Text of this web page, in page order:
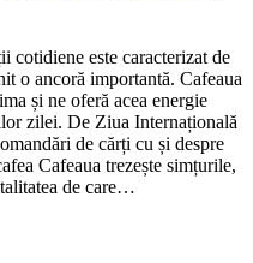
cotidiene este caracterizat de
o ancoră importantă. Cafeaua
și ne oferă acea energie
zilei. De Ziua Internațională
de cărți cu și despre
Cafeaua trezește simțurile,
de care…